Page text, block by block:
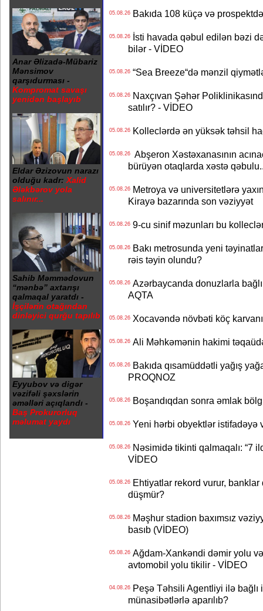
Anar Əlizadə-Mübariz
Mənsimov
qarşıdurması -
Kompromat savaşı
yenidən başlayıb
Eldar Əzizovun narazı
olduğu kadr: Xalid
Ələkbərov yola
salınır...
Sahib Məmmədovun
“mənbə” axtarışı
qalmaqal yaratdı -
İşçilərin otağından
dinləyici qurğu tapılıb
Eyyubov və digər
vəzifəli şəxslərin
əməlləri açıqlandı -
Baş Prokurorluq
məlumat yaydı
05.08.26Bakıda 108 küçə və
05.08.26İsti havada qəbul edilən bəzi
bilər - VİDEO
05.08.26“Sea Breeze“də mənzil
05.08.26Naxçıvan Şəhər
satılır? - VİDEO
05.08.26Kolleclərdə ən yüksək təhsil
05.08.26Abşeron Xəstəxanasının
bürüyən otaqlarda xəstə
05.08.26Metroya və universitetlərə
Kirayə bazarında son vəziyyət
05.08.269-cu sinif məzunları bu
05.08.26Bakı metrosunda yeni
rəis təyin olundu?
05.08.26Azərbaycanda donuzlarla
AQTA
05.08.26Xocavəndə növbəti köç
05.08.26Ali Məhkəmənin hakimi
05.08.26Bakıda qısamüddətli yağış
PROQNOZ
05.08.26Boşandıqdan sonra əmlak
05.08.26Yeni hərbi obyektlər istifadəyə
05.08.26Nəsimidə tikinti qalmaqalı: “7
VİDEO
05.08.26Ehtiyatlar rekord vurur, banklar
düşmür?
05.08.26Məşhur stadion baxımsız
basıb (VİDEO)
05.08.26Ağdam-Xankəndi dəmir yolu
avtomobil yolu tikilir - VİDEO
04.08.26Peşə Təhsili Agentliyi ilə bağlı
münasibətlərlə aparılıb?